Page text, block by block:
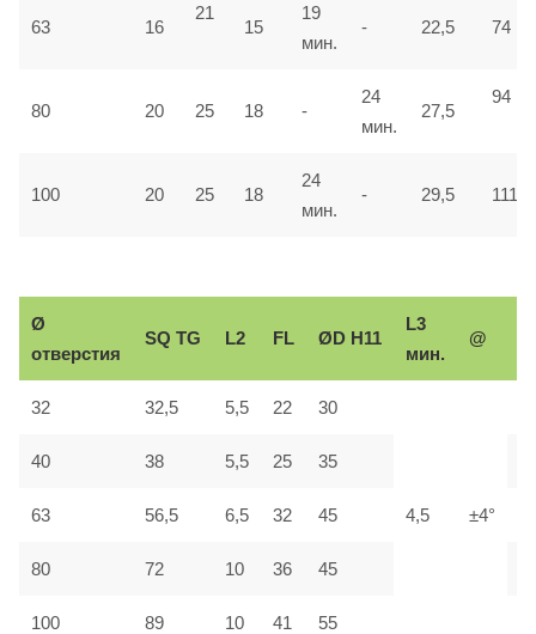
63 16
21
15
19
мин.
- 22,5 74
80 20 25 18 -
24
мин.
27,5
94
100 20 25 18
24
мин.
- 29,5 111
Ø
отверстия
SQ TG L2 FL ØD H11
L3
мин.
@
32 32,5 5,5 22 30
4,5 ±4°
40 38 5,5 25 35
63 56,5 6,5 32 45
80 72 10 36 45
100 89 10 41 55